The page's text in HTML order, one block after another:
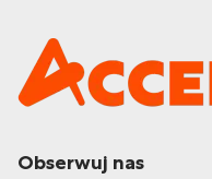
Obserwuj nas